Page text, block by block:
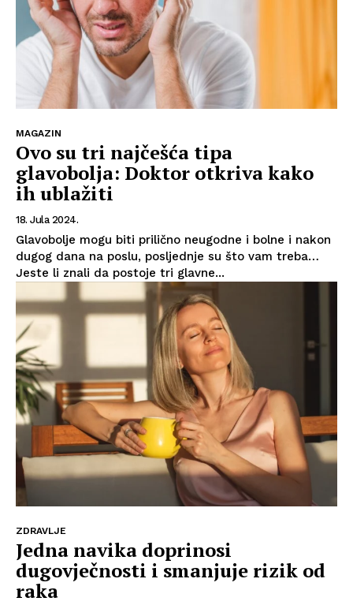
Info
O nama
Kontakt
Impressum
MAGAZIN
Ovo su tri najčešća tipa
glavobolja: Doktor otkriva kako
ih ublažiti
18. Jula 2024.
Glavobolje mogu biti prilično neugodne i bolne i nakon
dugog dana na poslu, posljednje su što vam treba…
Jeste li znali da postoje tri glavne...
ZDRAVLJE
Jedna navika doprinosi
dugovječnosti i smanjuje rizik od
raka